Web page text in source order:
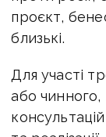
проєкт,
близькі.
Для участі
або